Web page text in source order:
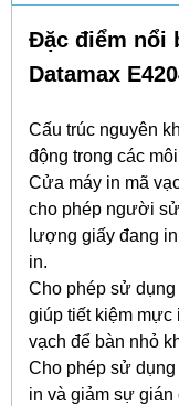
Đặc điểm nổi
Datamax
Cấu trúc nguyên
động trong các
Cửa máy in mã
cho phép người
lượng giấy đang
in.
Cho phép sử
giúp tiết kiệm mực
vạch để bàn nhỏ
Cho phép sử
in và giảm sự gián